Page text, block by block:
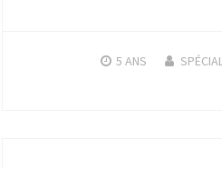
5 ANS